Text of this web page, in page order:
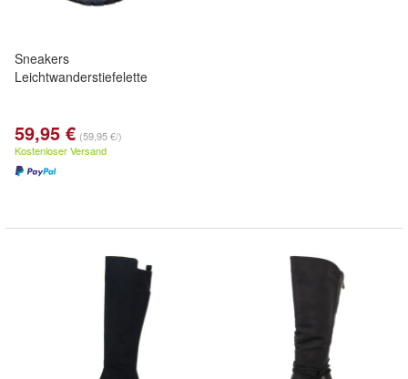
Sneakers
Leichtwanderstiefelette
59,95 € (59,95 €/)
Kostenloser Versand